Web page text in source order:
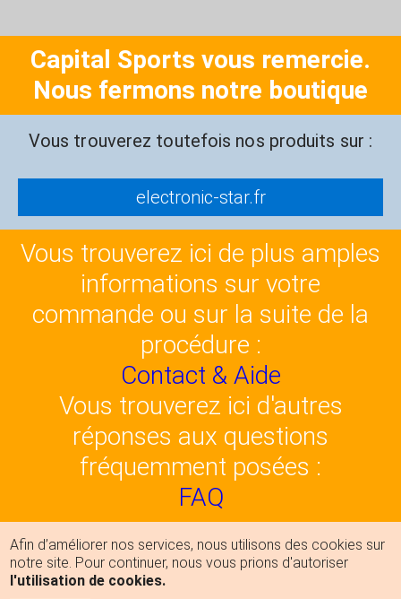
Capital Sports vous remercie.
Nous fermons notre boutique
Vous trouverez toutefois nos produits sur :
electronic-star.fr
Vous trouverez ici de plus amples
informations sur votre
commande ou sur la suite de la
procédure :
Contact & Aide
Vous trouverez ici d'autres
réponses aux questions
fréquemment posées :
FAQ
Afin d’améliorer nos services, nous utilisons des cookies sur
notre site. Pour continuer, nous vous prions d'autoriser
l'utilisation de cookies.